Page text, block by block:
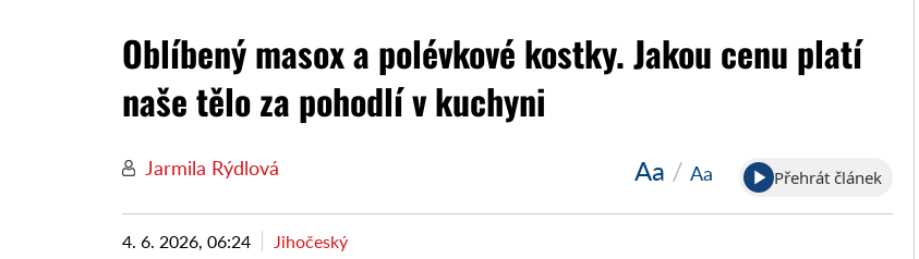
Oblíbený masox a polévkové kostky. Jakou cenu platí
naše tělo za pohodlí v kuchyni
Jarmila Rýdlová Aa / Aa Přehrát článek
4. 6. 2026, 06:24 Jihočeský